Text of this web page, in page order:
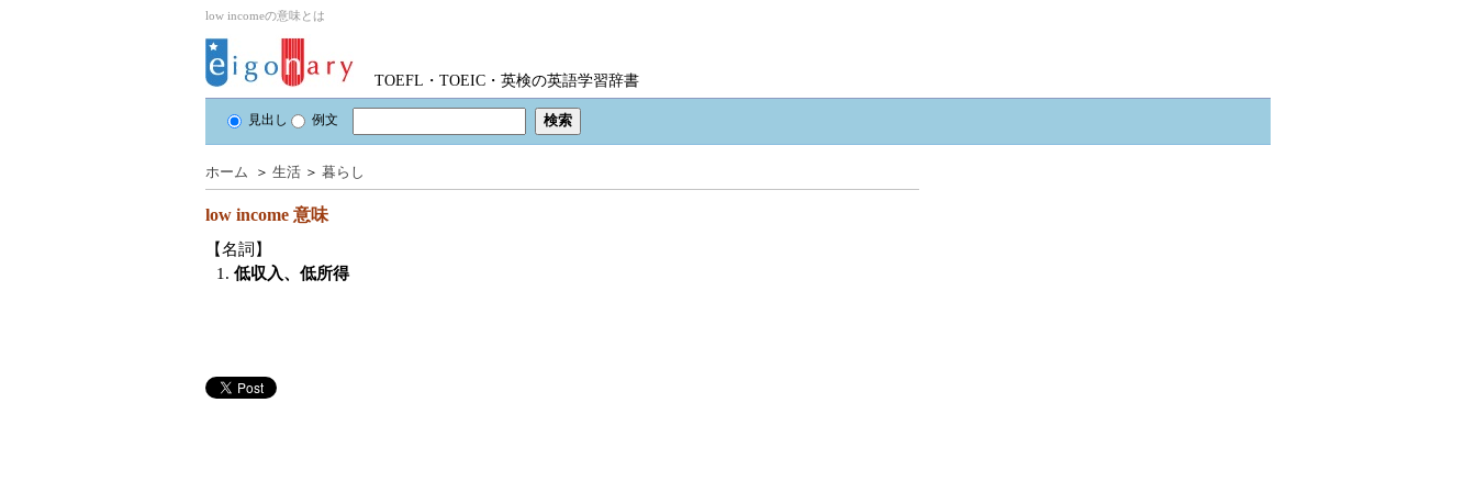
low incomeの意味とは
TOEFL・TOEIC・英検の英語学習辞書
見出し 例文
ホーム ＞ 生活 ＞ 暮らし
low income 意味
【名詞】
1. 低収入、低所得